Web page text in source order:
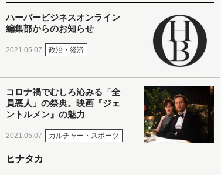
ハーバービジネスオンライン
編集部からのお知らせ
2021.05.07 政治・経済
コロナ禍でむしろ沁みる「全
員悪人」の祭典。映画『ジェ
ントルメン』の魅力
2021.05.07 カルチャー・スポーツ
ヒナタカ